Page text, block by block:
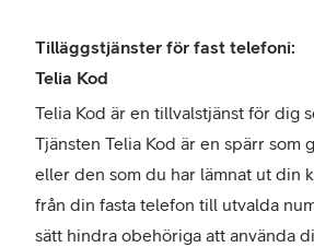
Tilläggstjänster för fast telefoni:
Telia Kod
Telia Kod är en tillvalstjänst för dig
Tjänsten Telia Kod är en spärr som
eller den som du har lämnat ut din
från din fasta telefon till utvalda
sätt hindra obehöriga att använda